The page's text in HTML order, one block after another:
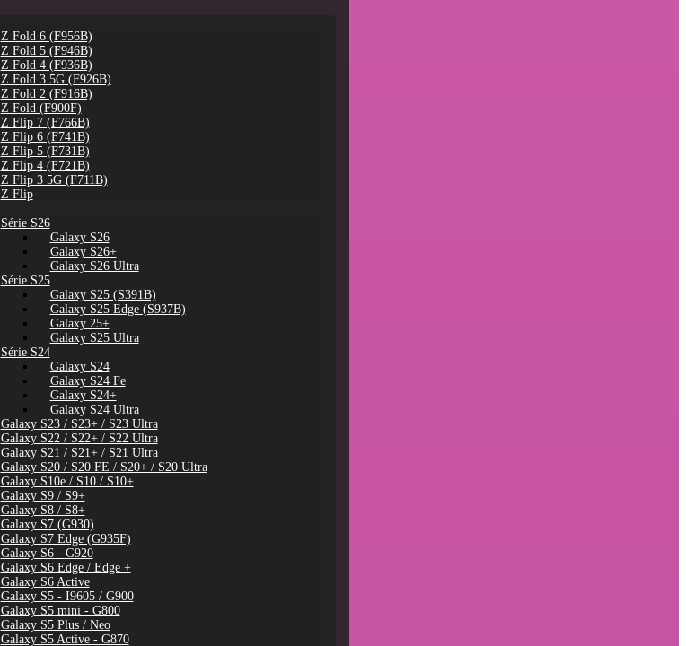
Z Fold 6 (F956B)
Z Fold 5 (F946B)
Z Fold 4 (F936B)
Z Fold 3 5G (F926B)
Z Fold 2 (F916B)
Z Fold (F900F)
Z Flip 7 (F766B)
Z Flip 6 (F741B)
Z Flip 5 (F731B)
Z Flip 4 (F721B)
Z Flip 3 5G (F711B)
Z Flip
Série S26
Galaxy S26
Galaxy S26+
Galaxy S26 Ultra
Série S25
Galaxy S25 (S391B)
Galaxy S25 Edge (S937B)
Galaxy 25+
Galaxy S25 Ultra
Série S24
Galaxy S24
Galaxy S24 Fe
Galaxy S24+
Galaxy S24 Ultra
Galaxy S23 / S23+ / S23 Ultra
Galaxy S22 / S22+ / S22 Ultra
Galaxy S21 / S21+ / S21 Ultra
Galaxy S20 / S20 FE / S20+ / S20 Ultra
Galaxy S10e / S10 / S10+
Galaxy S9 / S9+
Galaxy S8 / S8+
Galaxy S7 (G930)
Galaxy S7 Edge (G935F)
Galaxy S6 - G920
Galaxy S6 Edge / Edge +
Galaxy S6 Active
Galaxy S5 - I9605 / G900
Galaxy S5 mini - G800
Galaxy S5 Plus / Neo
Galaxy S5 Active - G870